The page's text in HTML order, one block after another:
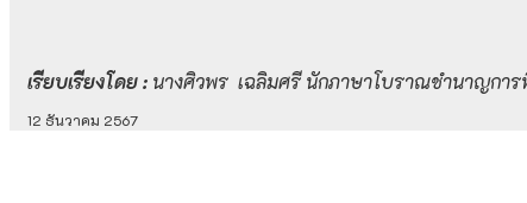
เรียบเรียงโดย : นางศิวพร เฉลิมศรี นักภาษาโบราณชำนาญการ
12 ธันวาคม 2567